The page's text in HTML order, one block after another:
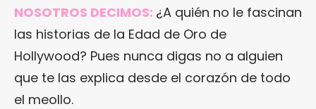
NOSOTROS DECIMOS: ¿A quién no le fascinan
las historias de la Edad de Oro de
Hollywood? Pues nunca digas no a alguien
que te las explica desde el corazón de todo
el meollo.